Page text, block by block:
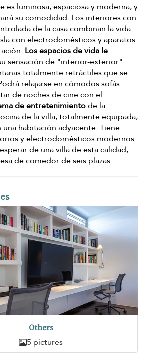
es luminosa, espaciosa y moderna, y
su comodidad. Los interiores con
de la casa combinan la vida
con electrodomésticos y aparatos
Los espacios de vida le
sensación de "interior-exterior"
totalmente retráctiles que se
relajarse en cómodos sofás
de noches de cine con el
de entretenimientode la
de la villa, totalmente equipada,
una habitación adyacente. Tiene
y electrodomésticos modernos
de una villa de esta calidad,
de comedor de seis plazas.
Others
5 pictures